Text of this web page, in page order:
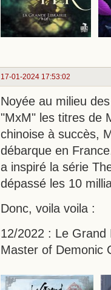
17-01-2024 17:53:02
Noyée au milieu
"MxM" les titres de
chinoise à succès,
débarque en
a inspiré la série
dépassé les 10
Donc, voila voila :
12/2022 : Le
Master of Demonic